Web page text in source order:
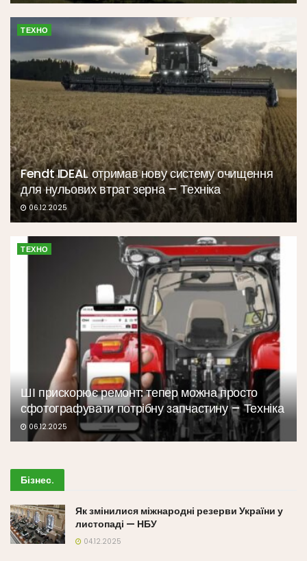
ТЕХНО
Fendt IDEAL отримав нову систему очищення
для нульових втрат зерна – Техніка
06.12.2025
ТЕХНО
ШІ прискорює ремонт: тепер можна просто
сфотографувати потрібну запчастину – Техніка
06.12.2025
Бізнес.
Як змінилися міжнародні резерви України у
листопаді — НБУ
04.12.2025